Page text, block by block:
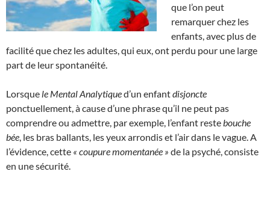
que l’on peut
remarquer chez les
enfants, avec plus de
facilité que chez les adultes, qui eux, ont perdu pour une large
part de leur spontanéité.
Lorsque le Mental Analytiqued’un enfantdisjoncte
ponctuellement, à cause d’une phrase qu’il ne peut pas
comprendre ou admettre, par exemple, l’enfant reste bouche
bée , les bras ballants, les yeux arrondis et l’air dans le vague. A
l’évidence, cette « coupure momentanée » de la psyché, consiste
en une sécurité.